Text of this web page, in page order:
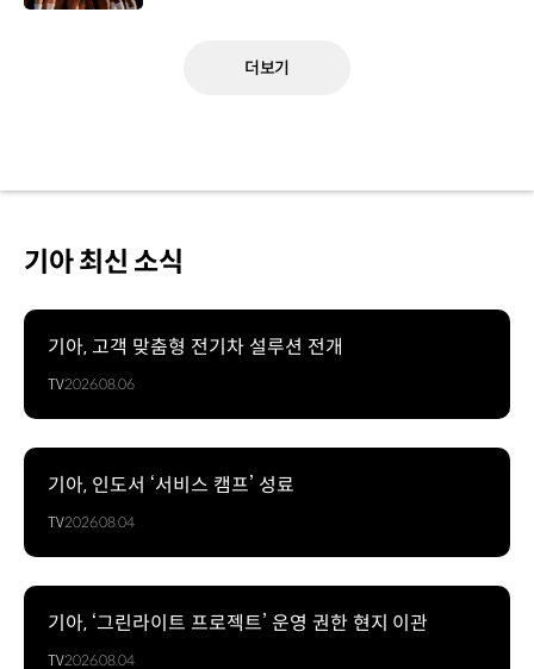
더보기
기아 최신 소식
기아, 고객 맞춤형 전기차 설루션 전개
TV2026.08.06
기아, 인도서 ‘서비스 캠프’ 성료
TV2026.08.04
기아, ‘그린라이트 프로젝트’ 운영 권한 현지 이관
TV2026.08.04